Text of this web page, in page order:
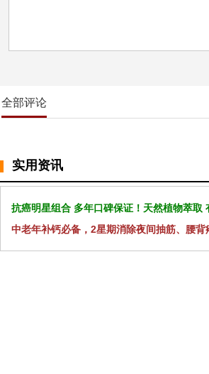
全部评论
实用资讯
抗癌明星组合 多年口碑保证！天然植物萃取
中老年补钙必备，2星期消除夜间抽筋、腰